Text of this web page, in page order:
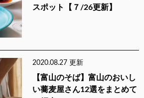
スポット【７/26更新】
2020.08.27 更新
【富山のそば】富山のおいし
い蕎麦屋さん12選をまとめて